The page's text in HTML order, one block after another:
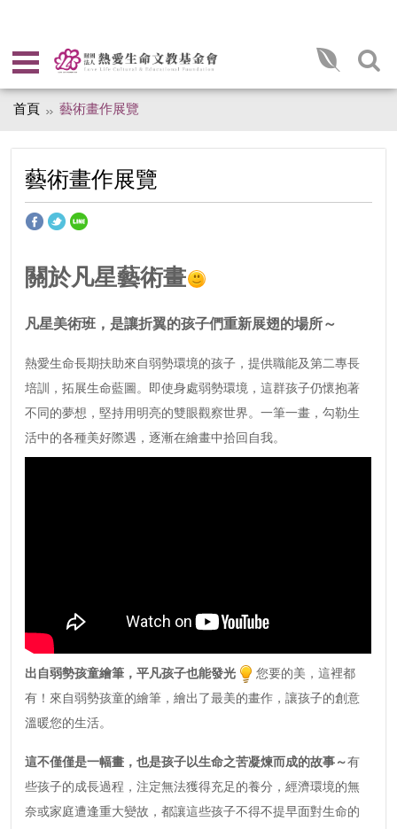
首頁 藝術畫作展覽
藝術畫作展覽
關於凡星藝術畫
凡星美術班，是讓折翼的孩子們重新展翅的場所～
熱愛生命長期扶助來自弱勢環境的孩子，提供職能及第二專長
培訓，拓展生命藍圖。即使身處弱勢環境，這群孩子仍懷抱著
不同的夢想，堅持用明亮的雙眼觀察世界。一筆一畫，勾勒生
活中的各種美好際遇，逐漸在繪畫中拾回自我。
出自弱勢孩童繪筆，平凡孩子也能發光
您要的美，這裡都
有！來自弱勢孩童的繪筆，繪出了最美的畫作，讓孩子的創意
溫暖您的生活。
這不僅僅是一幅畫，也是孩子以生命之苦凝煉而成的故事～有
些孩子的成長過程，注定無法獲得充足的養分，經濟環境的無
奈或家庭遭逢重大變故，都讓這些孩子不得不提早面對生命的